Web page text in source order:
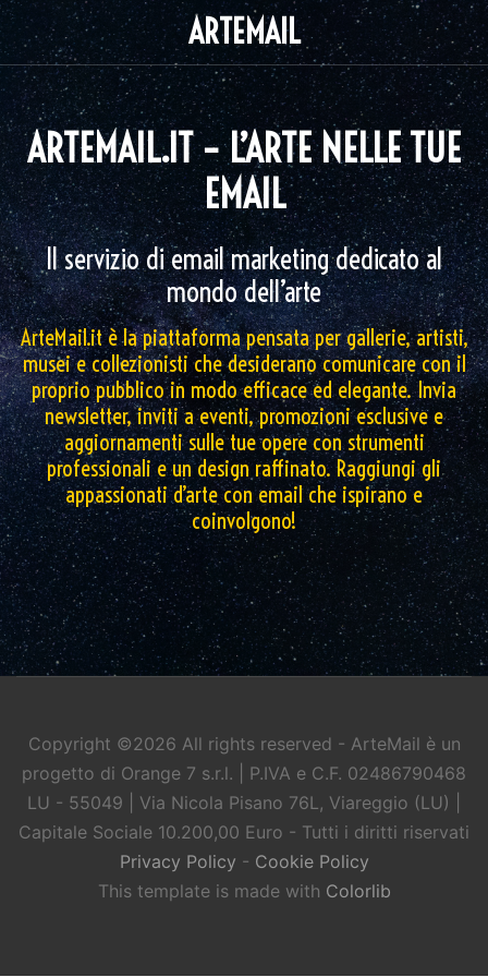
ARTEMAIL
ARTEMAIL.IT – L’ARTE NELLE TUE
EMAIL
Il servizio di email marketing dedicato al
mondo dell’arte
ArteMail.it è la piattaforma pensata per gallerie, artisti,
musei e collezionisti che desiderano comunicare con il
proprio pubblico in modo efficace ed elegante. Invia
newsletter, inviti a eventi, promozioni esclusive e
aggiornamenti sulle tue opere con strumenti
professionali e un design raffinato. Raggiungi gli
appassionati d’arte con email che ispirano e
coinvolgono!
Copyright ©2026 All rights reserved - ArteMail è un
progetto di Orange 7 s.r.l. | P.IVA e C.F. 02486790468
LU - 55049 | Via Nicola Pisano 76L, Viareggio (LU) |
Capitale Sociale 10.200,00 Euro - Tutti i diritti riservati
Privacy Policy - Cookie Policy
This template is made with Colorlib